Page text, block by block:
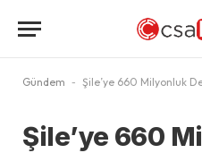
Gündem - Şile’ye 660 Milyonluk
Şile’ye 660